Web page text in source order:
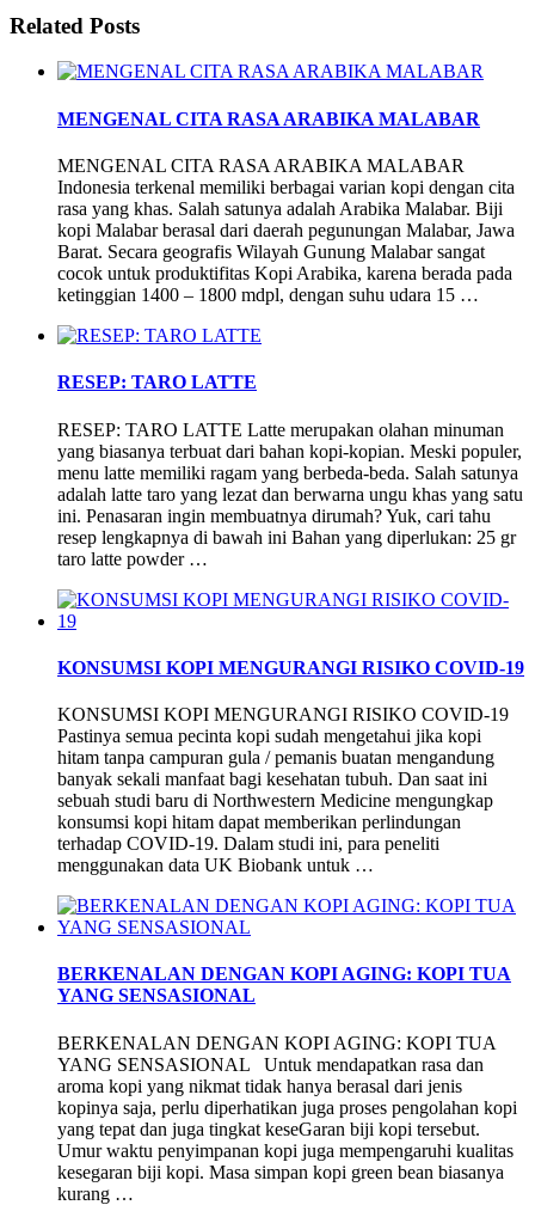
Related Posts
MENGENAL CITA RASA ARABIKA MALABAR
MENGENAL CITA RASA ARABIKA MALABAR
Indonesia terkenal memiliki berbagai varian kopi dengan cita
rasa yang khas. Salah satunya adalah Arabika Malabar. Biji
kopi Malabar berasal dari daerah pegunungan Malabar, Jawa
Barat. Secara geografis Wilayah Gunung Malabar sangat
cocok untuk produktifitas Kopi Arabika, karena berada pada
ketinggian 1400 – 1800 mdpl, dengan suhu udara 15 …
RESEP: TARO LATTE
RESEP: TARO LATTE Latte merupakan olahan minuman
yang biasanya terbuat dari bahan kopi-kopian. Meski populer,
menu latte memiliki ragam yang berbeda-beda. Salah satunya
adalah latte taro yang lezat dan berwarna ungu khas yang satu
ini. Penasaran ingin membuatnya dirumah? Yuk, cari tahu
resep lengkapnya di bawah ini Bahan yang diperlukan: 25 gr
taro latte powder …
KONSUMSI KOPI MENGURANGI RISIKO COVID-19
KONSUMSI KOPI MENGURANGI RISIKO COVID-19
Pastinya semua pecinta kopi sudah mengetahui jika kopi
hitam tanpa campuran gula / pemanis buatan mengandung
banyak sekali manfaat bagi kesehatan tubuh. Dan saat ini
sebuah studi baru di Northwestern Medicine mengungkap
konsumsi kopi hitam dapat memberikan perlindungan
terhadap COVID-19. Dalam studi ini, para peneliti
menggunakan data UK Biobank untuk …
BERKENALAN DENGAN KOPI AGING: KOPI TUA
YANG SENSASIONAL
BERKENALAN DENGAN KOPI AGING: KOPI TUA
YANG SENSASIONAL Untuk mendapatkan rasa dan
aroma kopi yang nikmat tidak hanya berasal dari jenis
kopinya saja, perlu diperhatikan juga proses pengolahan kopi
yang tepat dan juga tingkat keseGaran biji kopi tersebut.
Umur waktu penyimpanan kopi juga mempengaruhi kualitas
kesegaran biji kopi. Masa simpan kopi green bean biasanya
kurang …